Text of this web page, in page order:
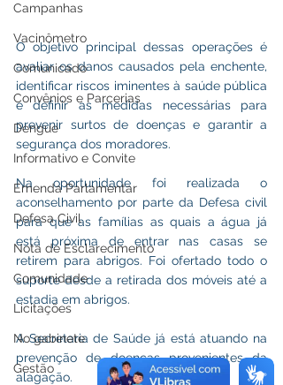
Campanhas
Vacinômetro
Comunicado
Convênios e Parcerias
Dengue
Informativo e Convite
Emenda Parlamentar
Defesa Civil
Nota de Esclarecimento
Comunidade
Licitações
No gabinete
Gestão
O objetivo principal dessas operações é
avaliar os danos causados pela enchente,
identificar riscos iminentes à saúde pública
e definir as medidas necessárias para
prevenir surtos de doenças e garantir a
segurança dos moradores.
Na oportunidade foi realizada o
aconselhamento por parte da Defesa civil
para que as famílias as quais a água já
está próxima de entrar nas casas se
retirem para abrigos. Foi ofertado todo o
suporte desde a retirada dos móveis até a
estadia em abrigos.
A Secretaria de Saúde já está atuando na
prevenção de doenças provenientes da
alagação. Nesse momento de